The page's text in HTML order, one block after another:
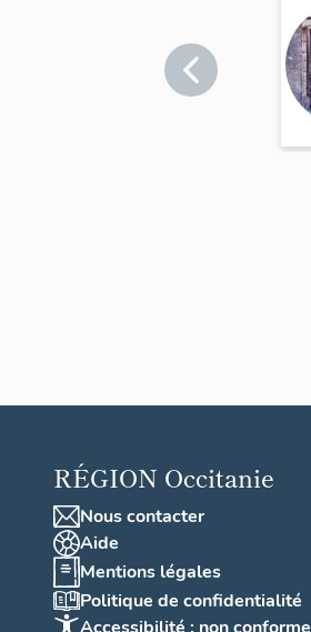
RÉGION Occitanie
Nous contacter
Aide
Mentions légales
Politique de confidentialité